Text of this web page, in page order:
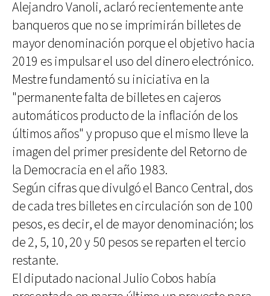
Alejandro Vanoli, aclaró recientemente ante
banqueros que no se imprimirán billetes de
mayor denominación porque el objetivo hacia
2019 es impulsar el uso del dinero electrónico.
Mestre fundamentó su iniciativa en la
"permanente falta de billetes en cajeros
automáticos producto de la inflación de los
últimos años" y propuso que el mismo lleve la
imagen del primer presidente del Retorno de
la Democracia en el año 1983.
Según cifras que divulgó el Banco Central, dos
de cada tres billetes en circulación son de 100
pesos, es decir, el de mayor denominación; los
de 2, 5, 10, 20 y 50 pesos se reparten el tercio
restante.
El diputado nacional Julio Cobos había